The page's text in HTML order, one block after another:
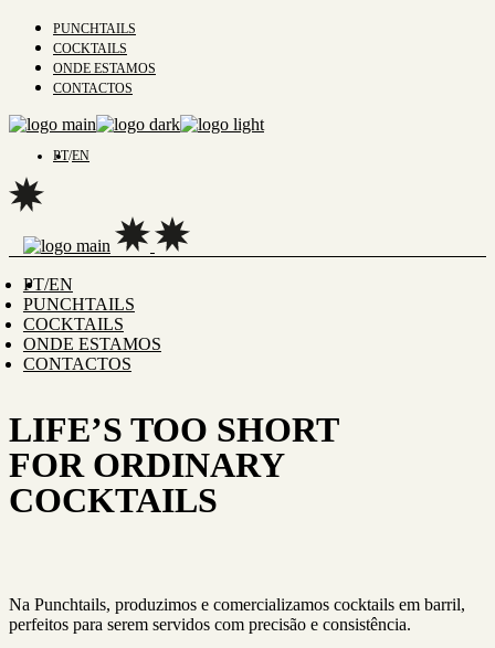
PUNCHTAILS
COCKTAILS
ONDE ESTAMOS
CONTACTOS
PT EN
PT EN
PUNCHTAILS
COCKTAILS
ONDE ESTAMOS
CONTACTOS
LIFE’S TOO SHORT
FOR ORDINARY
COCKTAILS
Na Punchtails, produzimos e comercializamos cocktails em barril,
perfeitos para serem servidos com precisão e consistência.